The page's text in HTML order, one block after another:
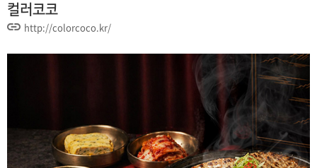
컬러코코
http://colorcoco.kr/